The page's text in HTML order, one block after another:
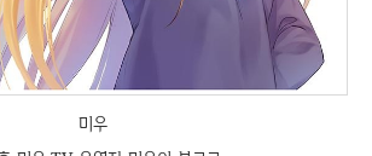
미우